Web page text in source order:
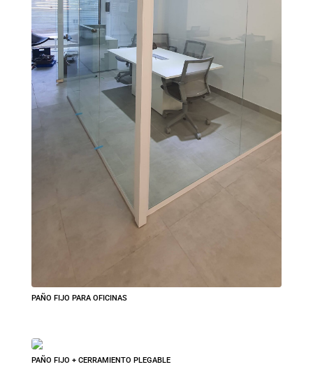
PAÑO FIJO PARA OFICINAS
PAÑO FIJO + CERRAMIENTO PLEGABLE